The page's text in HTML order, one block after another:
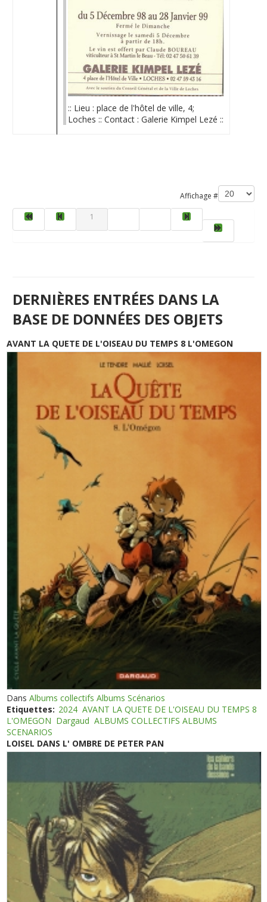
:: Lieu : place de l'hôtel de ville, 4;
Loches :: Contact : Galerie Kimpel Lezé ::
Affichage #
1
DERNIÈRES ENTRÉES DANS LA
BASE DE DONNÉES DES OBJETS
AVANT LA QUETE DE L'OISEAU DU TEMPS 8 L'OMEGON
DansAlbums collectifs Albums Scénarios
Etiquettes: 2024 AVANT LA QUETE DE L'OISEAU DU TEMPS 8
L'OMEGON Dargaud ALBUMS COLLECTIFS ALBUMS
SCENARIOS
LOISEL DANS L' OMBRE DE PETER PAN